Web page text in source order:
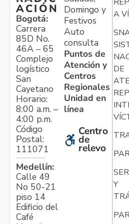
ACIÓN
Bogotá:
Carrera
85D No.
46A – 65
Complejo
logístico
San
Cayetano
Horario:
8:00 a.m. –
4:00 p.m.
Código
Postal:
111071
Medellín:
Calle 49
No 50-21
piso 14
Edificio del
Café
Domingo y
Festivos
Auto
consulta
Puntos de
Atención y
Centros
Regionales
Unidad en
línea
Centro
de
relevo
A
DE
Y